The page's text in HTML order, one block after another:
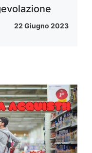
22 Giugno 2023